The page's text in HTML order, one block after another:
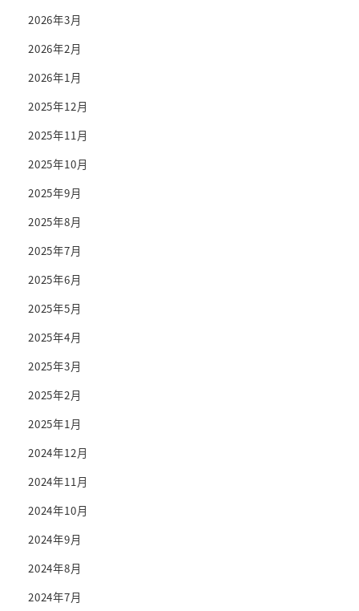
2026年3月
2026年2月
2026年1月
2025年12月
2025年11月
2025年10月
2025年9月
2025年8月
2025年7月
2025年6月
2025年5月
2025年4月
2025年3月
2025年2月
2025年1月
2024年12月
2024年11月
2024年10月
2024年9月
2024年8月
2024年7月